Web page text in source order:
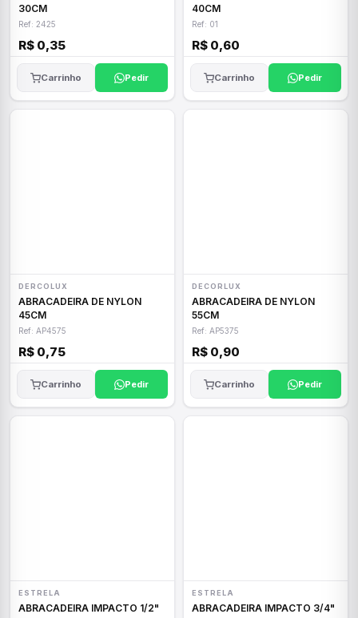
30CM
Ref: 2425
R$ 0,35
Carrinho Pedir
40CM
Ref: 01
R$ 0,60
Carrinho Pedir
DERCOLUX
ABRACADEIRA DE NYLON
45CM
Ref: AP4575
R$ 0,75
Carrinho Pedir
DECORLUX
ABRACADEIRA DE NYLON
55CM
Ref: AP5375
R$ 0,90
Carrinho Pedir
ESTRELA
ABRACADEIRA IMPACTO 1/2"
ESTRELA
ABRACADEIRA IMPACTO 3/4"